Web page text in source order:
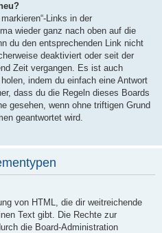
Links in der
wieder ganz nach oben auf die
du den entsprechenden Link nicht
deaktiviert oder seit der
Zeit vergangen. Es ist auch
indem du einfach eine Antwort
dass du die Regeln dieses Boards
gesehen, wenn ohne triftigen Grund
geantwortet wird.
von HTML, die dir weitreichende
Text gibt. Die Rechte zur
die Board-Administration